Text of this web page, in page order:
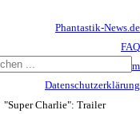
Phantastik-News.de
FAQ
Impressum
Datenschutzerklärung
Haftungsausschluss
"Super Charlie": Trailer